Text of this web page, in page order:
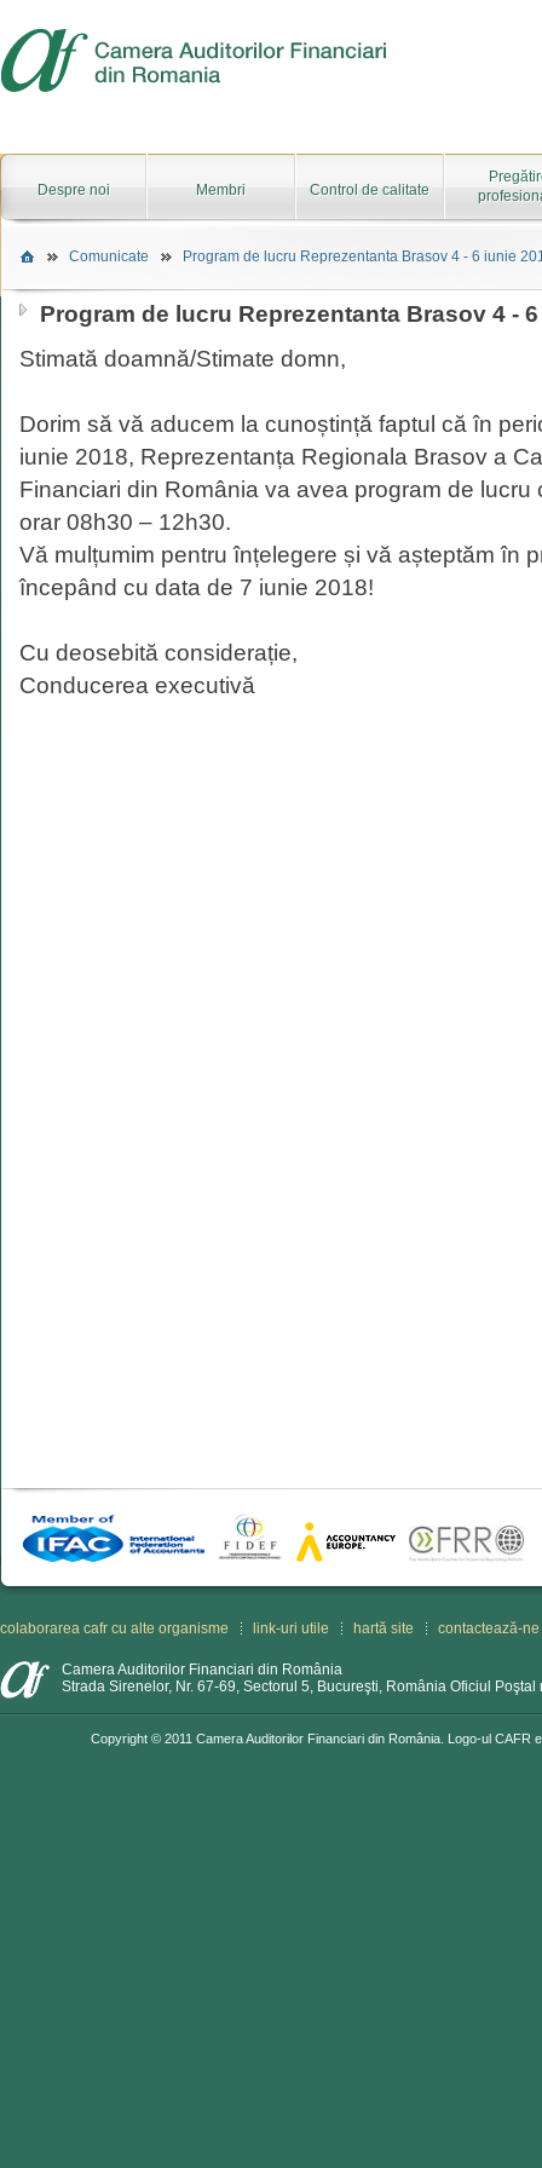
Despre noi Membri Control de calitate
Comunicate Program de lucru Reprezentanta Brasov 4 - 6 iunie
Program de lucru Reprezentanta Brasov 4 -
Stimată doamnă/Stimate domn,
Dorim să vă aducem la cunoștință faptul că în
iunie 2018, Reprezentanța Regionala Brasov a
Financiari din România va avea program de lucru
orar 08h30 – 12h30.
Vă mulțumim pentru înțelegere și vă așteptăm în
începând cu data de 7 iunie 2018!
Cu deosebită considerație,
Conducerea executivă
colaborarea cafr cu alte organisme link-uri utile hartă site contactează-ne
Camera Auditorilor Financiari din România
Strada Sirenelor, Nr. 67-69, Sectorul 5, Bucureşti, România Oficiul Poştal
Copyright © 2011 Camera Auditorilor Financiari din România. Logo-ul